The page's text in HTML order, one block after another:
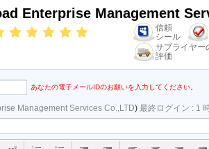
Enterprise Management
信頼
シール
サプライヤー
評価
あなたの電子メールIDのお願いを入力してください。
Management Services Co.,LTD) 最終ログイン : 1